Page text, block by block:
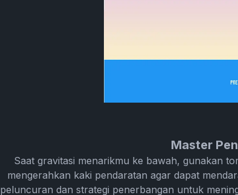
Master
Saat gravitasi menarikmu ke bawah, gunakan
mengerahkan kaki pendaratan agar dapat
peluncuran dan strategi penerbangan untuk